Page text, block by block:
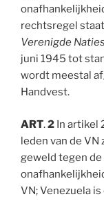
rechtsregel
Verenigde Naties
juni 1945 tot
wordt meestal
Handvest.
ART.2 In artikel
leden van de VN
geweld tegen
VN; Venezuela